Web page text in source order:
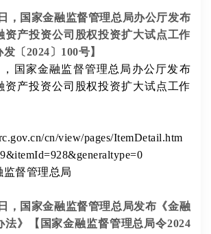
，国家金融监督管理总局办公厅发布
资产投资公司股权投资扩大试点工作
〔2024〕100号】
，国家金融监督管理总局办公厅发布
资产投资公司股权投资扩大试点工作
cn/view/pages/ItemDetail.htm
督管理总局
，国家金融监督管理总局发布《金融
法》【国家金融监督管理总局令2024